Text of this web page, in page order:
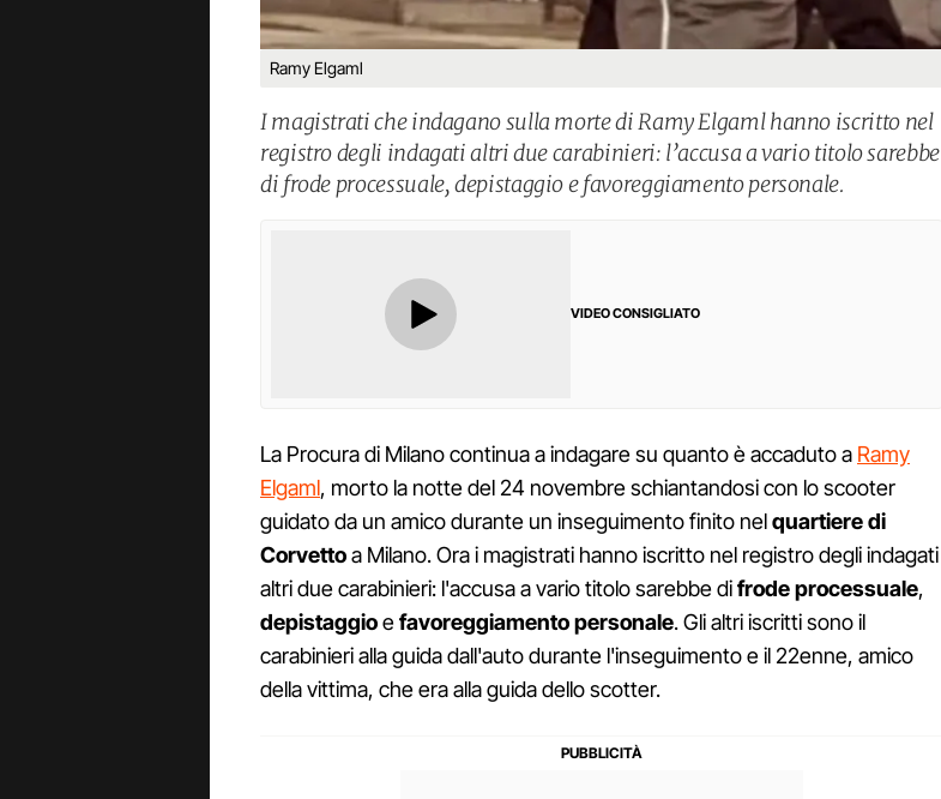
Ramy Elgaml
I magistrati che indagano sulla morte di Ramy Elgaml hanno iscritto nel
registro degli indagati altri due carabinieri: l’accusa a vario titolo sarebbe
di frode processuale, depistaggio e favoreggiamento personale.
VIDEO CONSIGLIATO
La Procura di Milano continua a indagare su quanto è accaduto a Ramy
Elgaml, morto la notte del 24 novembre schiantandosi con lo scooter
guidato da un amico durante un inseguimento finito nelquartiere di
Corvettoa Milano. Ora i magistrati hanno iscritto nel registro degli indagati
altri due carabinieri: l'accusa a vario titolo sarebbe difrode processuale,
depistaggioefavoreggiamento personale. Gli altri iscritti sono il
carabinieri alla guida dall'auto durante l'inseguimento e il 22enne, amico
della vittima, che era alla guida dello scotter.